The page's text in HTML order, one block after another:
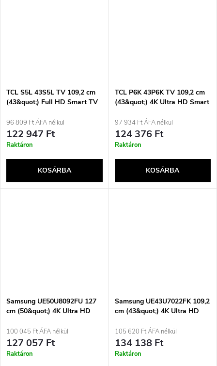
TCL S5L 43S5L TV 109,2 cm
(43&quot;) Full HD Smart TV
96 809 Ft ÁFA nélkül
122 947 Ft
Raktáron
KOSÁRBA
TCL P6K 43P6K TV 109,2 cm
(43&quot;) 4K Ultra HD Smart
97 934 Ft ÁFA nélkül
124 376 Ft
Raktáron
KOSÁRBA
Samsung UE50U8092FU 127
cm (50&quot;) 4K Ultra HD
100 045 Ft ÁFA nélkül
127 057 Ft
Raktáron
Samsung UE43U7022FK 109,2
cm (43&quot;) 4K Ultra HD
105 620 Ft ÁFA nélkül
134 138 Ft
Raktáron